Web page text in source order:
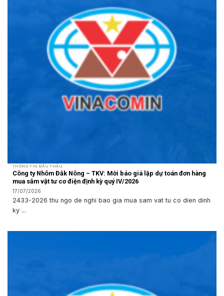
THÔNG TIN ĐẤU THẦU
Công ty Nhôm Đắk Nông – TKV: Mời báo giá lập dự toán đơn hàng
mua sắm vật tư cơ điện định kỳ quý IV/2026
17/07/2026
2433-2026 thu ngo de nghi bao gia mua sam vat tu co dien dinh
ky ...